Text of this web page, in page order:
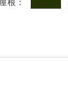
屋根：